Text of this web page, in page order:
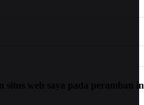
situs web saya pada peramban